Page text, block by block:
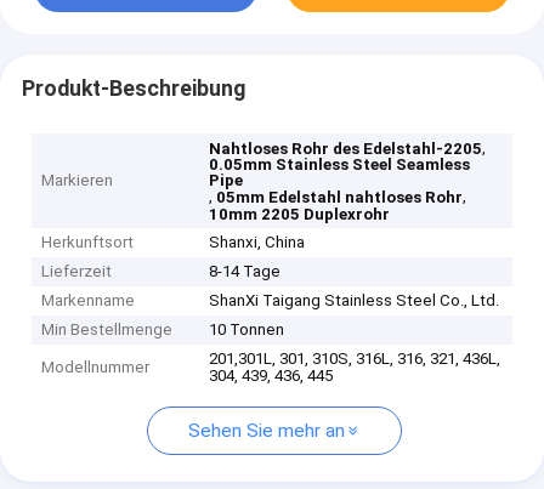
Produkt-Beschreibung
Markieren
Nahtloses Rohr des Edelstahl-2205,
0.05mm Stainless Steel Seamless
Pipe
, 05mm Edelstahl nahtloses Rohr,
10mm 2205 Duplexrohr
Herkunftsort
Shanxi, China
Lieferzeit
8-14 Tage
Markenname
ShanXi Taigang Stainless Steel Co., Ltd.
Min Bestellmenge
10 Tonnen
Modellnummer
201,301L, 301, 310S, 316L, 316, 321, 436L,
304, 439, 436, 445
Sehen Sie mehr an